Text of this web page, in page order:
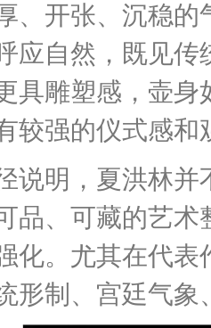
、开张、沉稳
应自然，既见
具雕塑感，壶
较强的仪式感和
明，夏洪林并
品、可藏的艺
化。尤其在代表
形制、宫廷气